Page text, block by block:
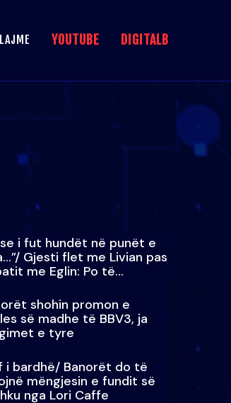
LAJME YOUTUBE DIGITALB
i fut hundët në punët e
Gjesti flet me Livian pas
me Eglin: Po të
shohin promon e
së madhe të BBV3, ja
e tyre
i bardhë/ Banorët do të
mëngjesin e fundit së
nga Lori Caffe